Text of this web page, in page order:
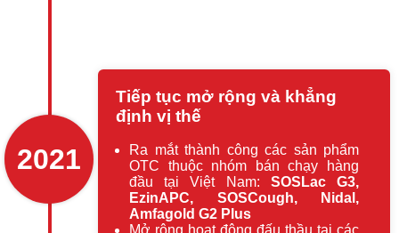
2021
Tiếp tục mở rộng và khẳng
định vị thế
Ra mắt thành công các sản phẩm
OTC thuộc nhóm bán chạy hàng
đầu tại Việt Nam: SOSLac G3,
EzinAPC, SOSCough, Nidal,
Amfagold G2 Plus